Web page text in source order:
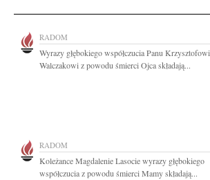
RADOM
Wyrazy głębokiego współczucia Panu Krzysztofowi
Walczakowi z powodu śmierci Ojca składają...
RADOM
Koleżance Magdalenie Lasocie wyrazy głębokiego
współczucia z powodu śmierci Mamy składają...